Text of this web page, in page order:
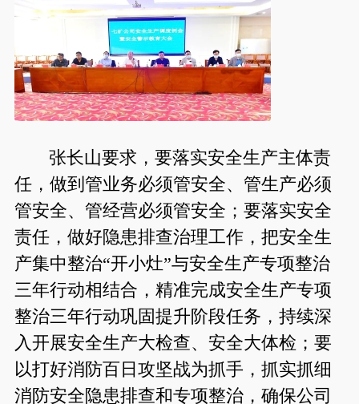
张长山要求，要落实安全生产主体责
任，做到管业务必须管安全、管生产必须
管安全、管经营必须管安全；要落实安全
责任，做好隐患排查治理工作，把安全生
产集中整治“开小灶”与安全生产专项整治
三年行动相结合，精准完成安全生产专项
整治三年行动巩固提升阶段任务，持续深
入开展安全生产大检查、安全大体检；要
以打好消防百日攻坚战为抓手，抓实抓细
消防安全隐患排查和专项整治，确保公司